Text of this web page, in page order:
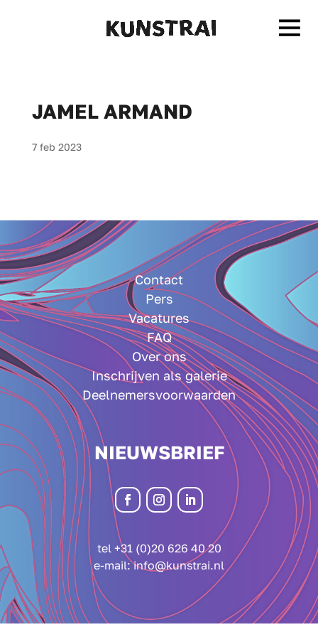
JAMEL ARMAND
7 feb 2023
Contact
Pers
Vacatures
FAQ
Over ons
Inschrijven als galerie
Deelnemersvoorwaarden
NIEUWSBRIEF
tel +31 (0)20 626 40 20
e-mail:info@kunstrai.nl